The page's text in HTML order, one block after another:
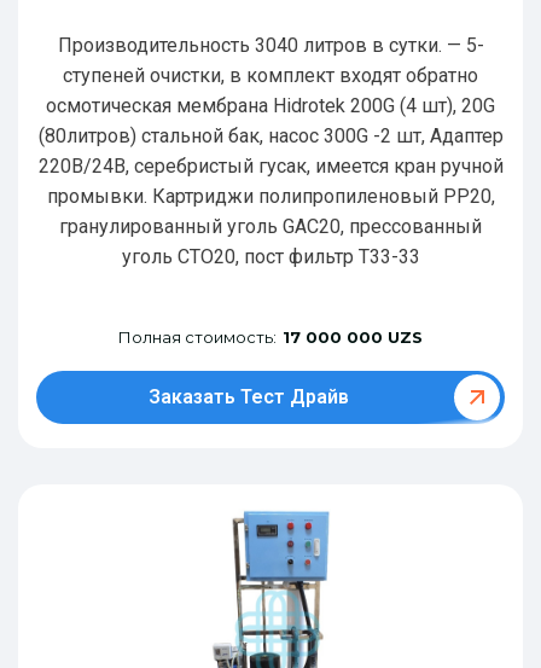
Производительность 3040 литров в сутки. — 5-
ступеней очистки, в комплект входят обратно
осмотическая мембрана Hidrotek 200G (4 шт), 20G
(80литров) стальной бак, насос 300G -2 шт, Адаптер
220В/24В, серебристый гусак, имеется кран ручной
промывки. Картриджи полипропиленовый РР20,
гранулированный уголь GAC20, прессованный
уголь CTO20, пост фильтр T33-33
Полная стоимость: 17 000 000 UZS
Заказать Тест Драйв